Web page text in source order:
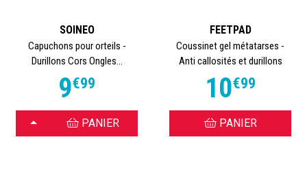
SOINEO
Capuchons pour orteils -
Durillons Cors Ongles...
9€99
CHOISIR PANIER
FEETPAD
Coussinet gel métatarses -
Anti callosités et durillons
10€99
PANIER